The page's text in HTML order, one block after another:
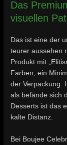
Das
visuellen
Das ist eine der
teurer aussehen
Produkt mit
Farben, ein
der Verpackung.
als befände sich
Desserts ist das
kalte Distanz.
Bei Boujee